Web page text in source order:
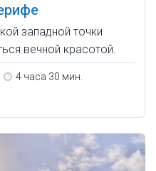
западной точки
вечной красотой.
4 часа 30 мин.